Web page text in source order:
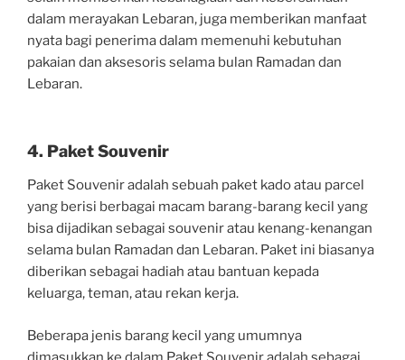
dalam merayakan Lebaran, juga memberikan manfaat
nyata bagi penerima dalam memenuhi kebutuhan
pakaian dan aksesoris selama bulan Ramadan dan
Lebaran.
4. Paket Souvenir
Paket Souvenir adalah sebuah paket kado atau parcel
yang berisi berbagai macam barang-barang kecil yang
bisa dijadikan sebagai souvenir atau kenang-kenangan
selama bulan Ramadan dan Lebaran. Paket ini biasanya
diberikan sebagai hadiah atau bantuan kepada
keluarga, teman, atau rekan kerja.
Beberapa jenis barang kecil yang umumnya